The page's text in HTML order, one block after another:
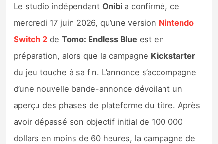
Précommandes jeux Switch 2
Sorties de jeux
Bons plans
Guides
Le studio indépendant Onibi a confirmé, ce
mercredi 17 juin 2026, qu’une version Nintendo
Switch 2 deTomo: Endless Blue est en
préparation, alors que la campagne Kickstarter
du jeu touche à sa fin. L’annonce s’accompagne
d’une nouvelle bande-annonce dévoilant un
aperçu des phases de plateforme du titre. Après
avoir dépassé son objectif initial de 100 000
dollars en moins de 60 heures, la campagne de